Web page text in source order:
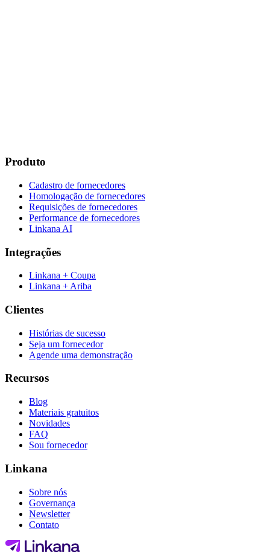
Produto
Cadastro de fornecedores
Homologação de fornecedores
Requisições de fornecedores
Performance de fornecedores
Linkana AI
Integrações
Linkana + Coupa
Linkana + Ariba
Clientes
Histórias de sucesso
Seja um fornecedor
Agende uma demonstração
Recursos
Blog
Materiais gratuitos
Novidades
FAQ
Sou fornecedor
Linkana
Sobre nós
Governança
Newsletter
Contato